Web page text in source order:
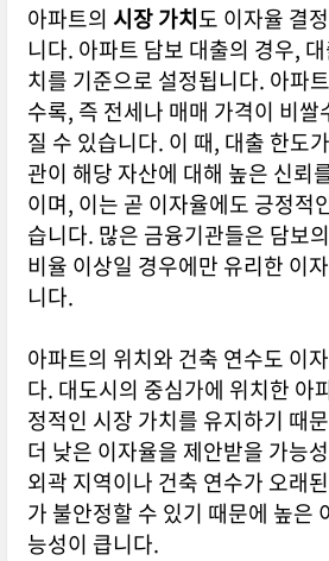
아파트의 시장 가치도 이자율 결
니다. 아파트 담보 대출의 경우,
치를 기준으로 설정됩니다. 아파
수록, 즉 전세나 매매 가격이 비쌀
질 수 있습니다. 이 때, 대출 한도
관이 해당 자산에 대해 높은 신뢰
이며, 이는 곧 이자율에도 긍정적
습니다. 많은 금융기관들은 담보
비율 이상일 경우에만 유리한 이
니다.
아파트의 위치와 건축 연수도 이
다. 대도시의 중심가에 위치한 아
정적인 시장 가치를 유지하기 때
더 낮은 이자율을 제안받을 가능
외곽 지역이나 건축 연수가 오래
가 불안정할 수 있기 때문에 높은
능성이 큽니다.